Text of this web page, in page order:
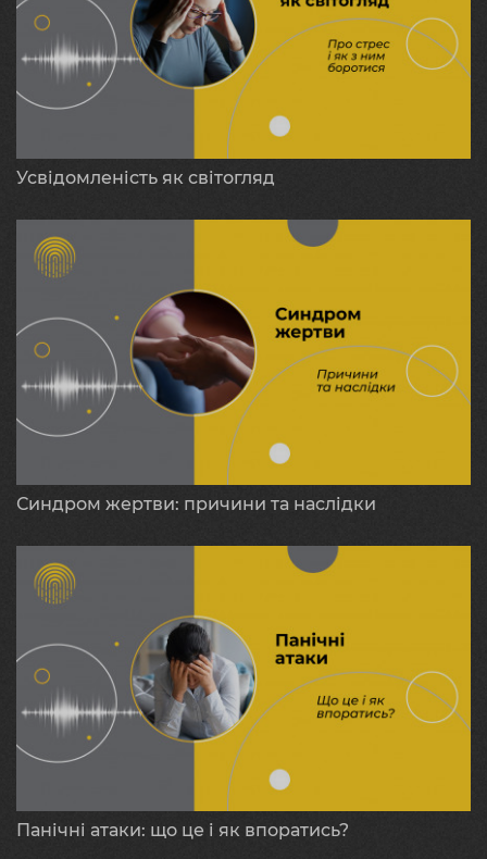
Усвідомленість як світогляд
Синдром жертви: причини та наслідки
Панічні атаки: що це і як впоратись?